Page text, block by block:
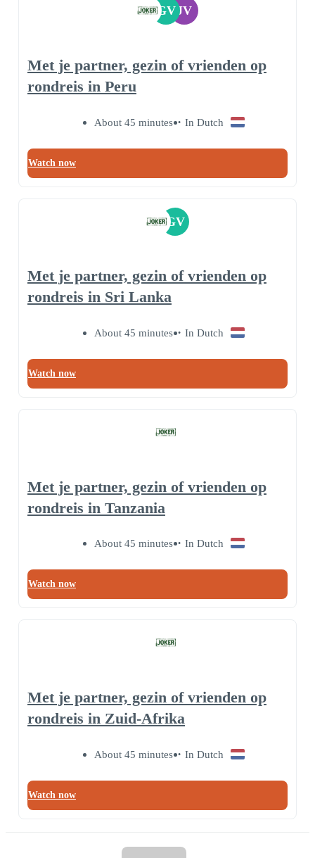
GV JV
Met je partner, gezin of vrienden op
rondreis in Peru
About 45 minutes In Dutch
Watch now
GV
Met je partner, gezin of vrienden op
rondreis in Sri Lanka
About 45 minutes In Dutch
Watch now
Met je partner, gezin of vrienden op
rondreis in Tanzania
About 45 minutes In Dutch
Watch now
Met je partner, gezin of vrienden op
rondreis in Zuid-Afrika
About 45 minutes In Dutch
Watch now